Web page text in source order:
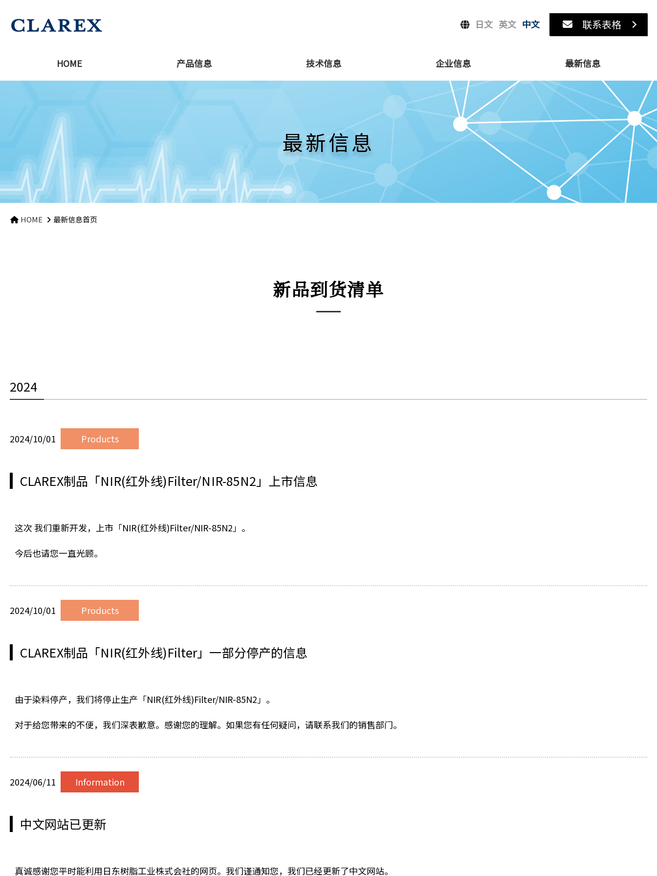
联系表格
日文 英文 中文
HOME 产品信息 技术信息 企业信息 最新信息
最新信息
HOME 最新信息首页
新品到货清单
2024
2024/10/01 Products
CLAREX制品「NIR(红外线)Filter/NIR-85N2」上市信息
这次 我们重新开发，上市「NIR(红外线)Filter/NIR-85N2」。
今后也请您一直光顾。
2024/10/01 Products
CLAREX制品「NIR(红外线)Filter」一部分停产的信息
由于染料停产，我们将停止生产「NIR(红外线)Filter/NIR-85N2」。
对于给您带来的不便，我们深表歉意。感谢您的理解。如果您有任何疑问，请联系我们的销售部门。
2024/06/11 Information
中文网站已更新
真诚感谢您平时能利用日东树脂工业株式会社的网页。我们谨通知您，我们已经更新了中文网站。